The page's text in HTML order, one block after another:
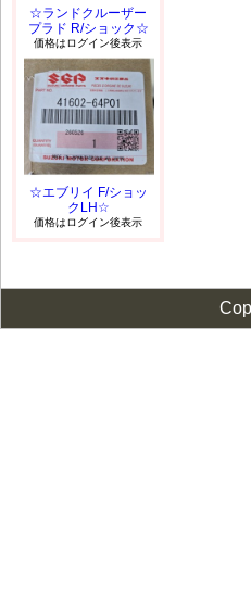
☆ランドクルーザー
プラド R/ショック☆
価格はログイン後表示
☆エブリイ F/ショッ
クLH☆
価格はログイン後表示